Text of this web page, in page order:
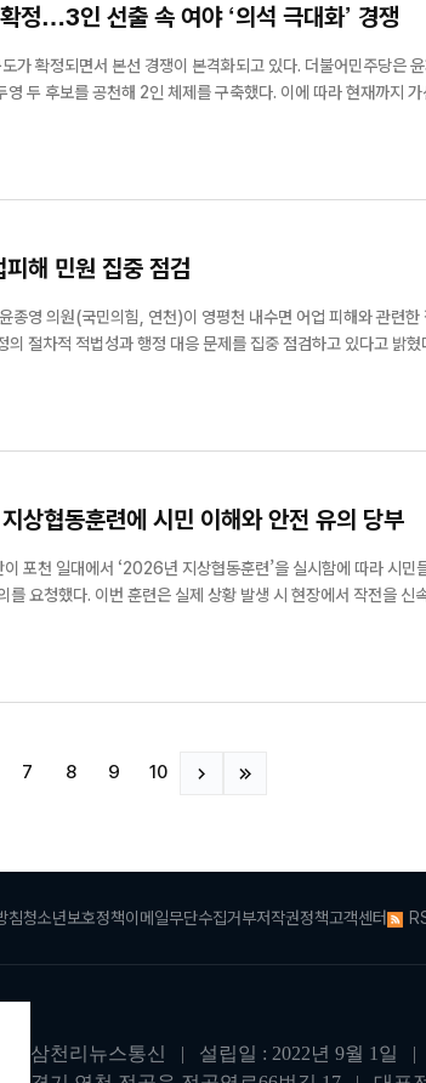
정…3인 선출 속 여야 ‘의석 극대화’ 경쟁
선 경쟁이 본격화되고 있다. 더불어민주당은 윤재구 후보를 공
영 두 후보를 공천해 2인 체제를 구축했다. 이에 따라 현재까지
주당은 추가 공천 가능성...
해 민원 집중 점검
종영 의원(국민의힘, 연천)이 영평천 내수면 어업 피해와 관련한
의 절차적 적법성과 행정 대응 문제를 집중 점검하고 있다고 밝혔
선지구 정비사업’과 관련해 불거졌다. 해당 사업은 하천 정비
예방사업이다. 신...
상협동훈련에 시민 이해와 안전 유의 당부
포천 일대에서 ‘2026년 지상협동훈련’을 실시함에 따라 시민
에서 작전을 신속히 수행할 수
도발 및 침투 상황에 대비한 통합방위 대응 태세를 점검하기 위해
이 증가함에 따...
7 8 9 10
침청소년보호정책이메일무단수집거부저작권정책고객센터
삼천리뉴스통신 | 설립일 : 2022년 9월 1일